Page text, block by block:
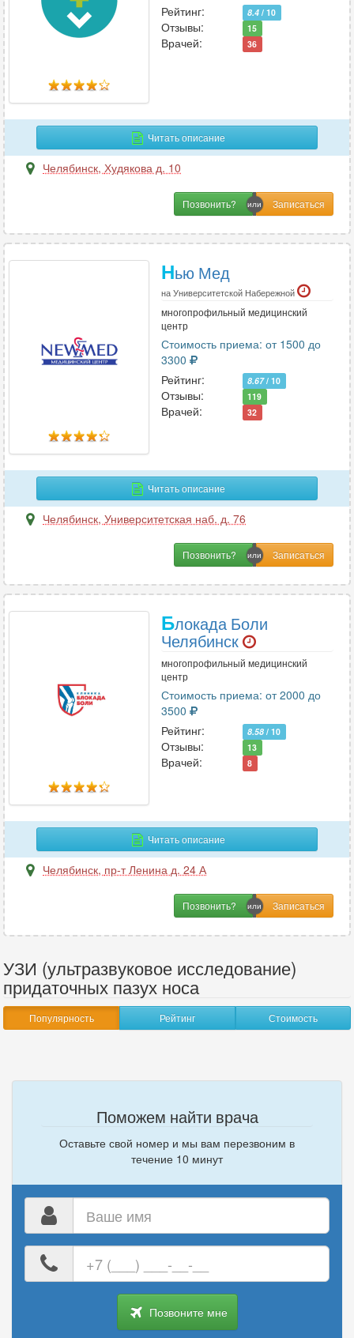
Рейтинг:
8.4 / 10
Отзывы: 15
Врачей: 36
Читать описание
Челябинск, Худякова д. 10
Позвонить?
Нью Мед
на Университетской Набережной
многопрофильный медицинский
центр
Стоимость приема: от 1500 до
3300
Рейтинг:
8.67/ 10
Отзывы: 119
Врачей: 32
Читать описание
Челябинск, Университетская наб. д. 76
Позвонить?
Блокада Боли
Челябинск
многопрофильный медицинский
центр
Стоимость приема: от 2000 до
3500
Рейтинг:
8.58 / 10
Отзывы: 13
Врачей: 8
Читать описание
Челябинск, пр-т Ленина д. 24 А
Позвонить?
УЗИ (ультразвуковое исследование)
придаточных пазух носа
Популярность Рейтинг Стоимость
Поможем найти врача
Оставьте свой номер и мы вам перезвоним в
течение 10 минут
номер
телефона
Позвоните мне